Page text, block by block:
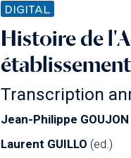
DIGITAL
Histoire de
Transcription
Jean-Philippe GOUJON
Laurent GUILLO (ed.)